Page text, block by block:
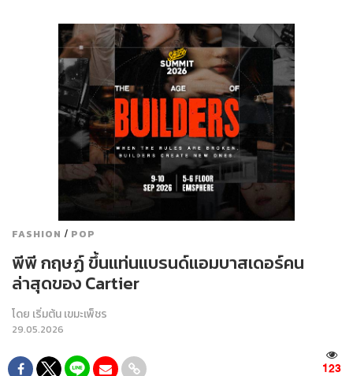
FASHION / POP
พีพี กฤษฏ์ ขึ้นแท่นแบรนด์แอมบาสเดอร์คน
ล่าสุดของ Cartier
โดย เริ่มต้น เขมะเพ็ชร
29.05.2026
123